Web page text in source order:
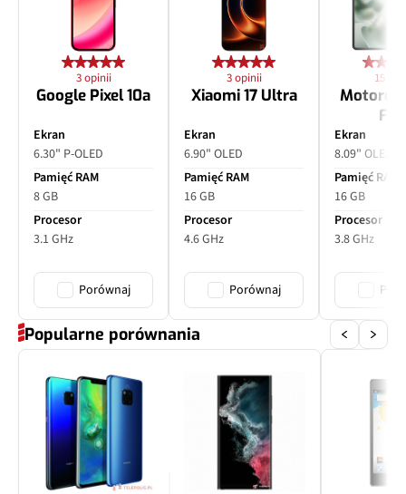
3 opinii
Google Pixel 10a
Ekran
6.30" P-OLED
Pamięć RAM
8 GB
Procesor
3.1 GHz
Porównaj
3 opinii
Xiaomi 17 Ultra
Ekran
6.90" OLED
Pamięć RAM
16 GB
Procesor
4.6 GHz
Porównaj
15
Motorola
Ekran
8.09" OLED
Pamięć RAM
16 GB
Procesor
3.8 GHz
Popularne porównania